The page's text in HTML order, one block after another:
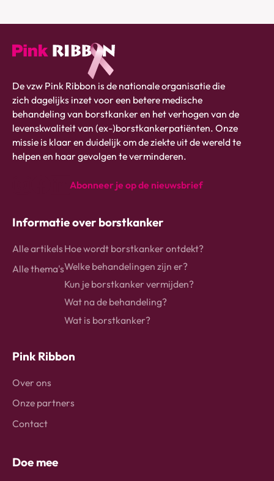
Pink
ribbon
logo
-
link
naar
De vzw Pink Ribbon is de nationale organisatie die
zich dagelijks inzet voor een betere medische
behandeling van borstkanker en het verhogen van de
levenskwaliteit van (ex-)borstkankerpatiënten. Onze
missie is klaar en duidelijk om de ziekte uit de wereld te
helpen en haar gevolgen te verminderen.
Abonneer je op de nieuwsbrief
Informatie over borstkanker
Alle artikels
Alle thema's
Hoe wordt borstkanker ontdekt?
Welke behandelingen zijn er?
Kun je borstkanker vermijden?
Wat na de behandeling?
Wat is borstkanker?
Pink Ribbon
Over ons
Onze partners
Contact
Doe mee